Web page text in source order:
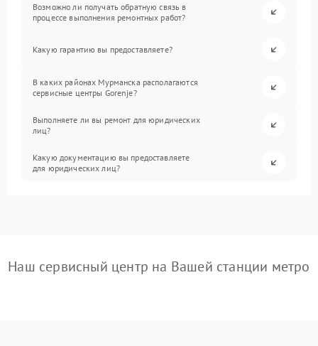
Возможно ли получать обратную связь в
процессе выполнения ремонтных работ?
Какую гарантию вы предоставляете?
В каких районах Мурманска располагаются
сервисные центры Gorenje?
Выполняете ли вы ремонт для юридических
лиц?
Какую документацию вы предоставляете
для юридических лиц?
Наш сервисный центр на Вашей станции метро